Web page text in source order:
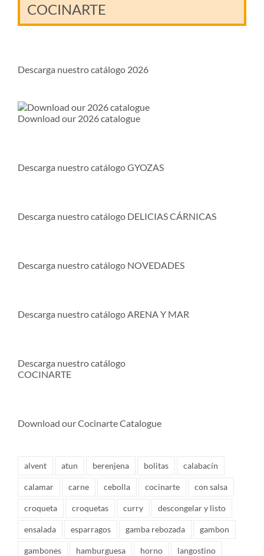
COCINARTE
Descarga nuestro catálogo 2026
Download our 2026 catalogue
Descarga nuestro catálogo GYOZAS
Descarga nuestro catálogo DELICIAS CÁRNICAS
Descarga nuestro catálogo NOVEDADES
Descarga nuestro catálogo ARENA Y MAR
Descarga nuestro catálogo
COCINARTE
Download our Cocinarte Catalogue
alvent atun berenjena bolitas calabacín
calamar carne cebolla cocinarte con salsa
croqueta croquetas curry descongelar y listo
ensalada esparragos gamba rebozada gambon
gambones hamburguesa horno langostino